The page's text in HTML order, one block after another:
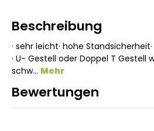
Beschreibung
· sehr leicht· hohe
· U- Gestell oder Doppel T Gestell
schw… Mehr
Bewertungen